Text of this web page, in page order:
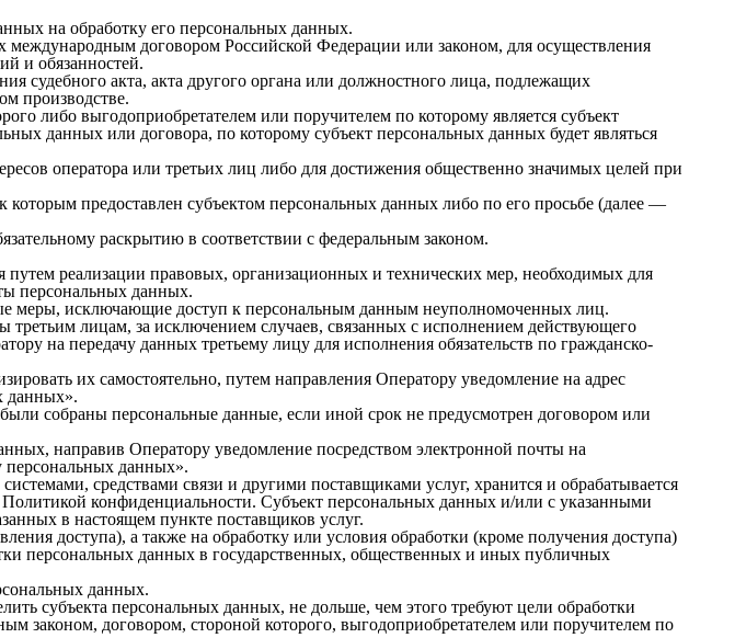
на обработку его персональных данных.
договором Российской Федерации или законом, для осуществления
и обязанностей.
судебного акта, акта другого органа или должностного лица, подлежащих
производстве.
либо выгодоприобретателем или поручителем по которому является субъект
данных или договора, по которому субъект персональных данных будет являться
оператора или третьих лиц либо для достижения общественно значимых целей при
предоставлен субъектом персональных данных либо по его просьбе (далее —
раскрытию в соответствии с федеральным законом.
реализации правовых, организационных и технических мер, необходимых для
персональных данных.
меры, исключающие доступ к персональным данным неуполномоченных лиц.
лицам, за исключением случаев, связанных с исполнением действующего
на передачу данных третьему лицу для исполнения обязательств по гражданско-
их самостоятельно, путем направления Оператору уведомление на адрес
данных».
собраны персональные данные, если иной срок не предусмотрен договором или
направив Оператору уведомление посредством электронной почты на
персональных данных».
средствами связи и другими поставщиками услуг, хранится и обрабатывается
конфиденциальности. Субъект персональных данных и/или с указанными
в настоящем пункте поставщиков услуг.
доступа), а также на обработку или условия обработки (кроме получения доступа)
персональных данных в государственных, общественных и иных публичных
данных.
субъекта персональных данных, не дольше, чем этого требуют цели обработки
законом, договором, стороной которого, выгодоприобретателем или поручителем по